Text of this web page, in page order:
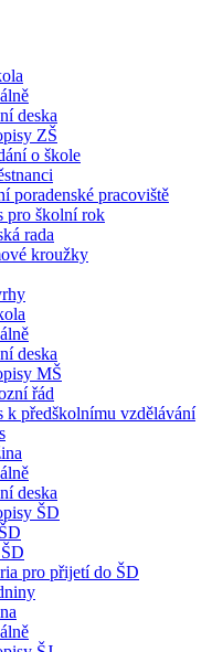
deska
ZŠ
o škole
poradenské pracoviště
pro školní rok
rada
kroužky
deska
MŠ
řád
k předškolnímu vzdělávání
deska
ŠD
pro přijetí do ŠD